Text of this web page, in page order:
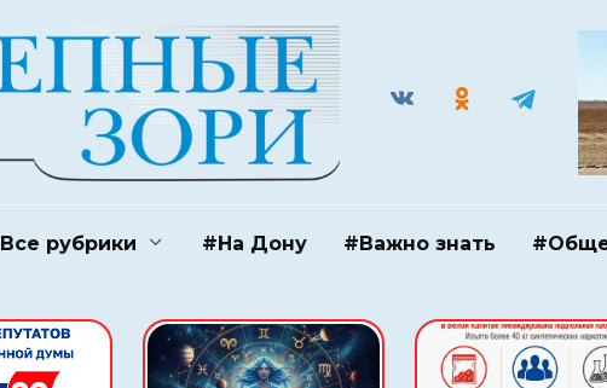
Все рубрики #На Дону #Важно знать